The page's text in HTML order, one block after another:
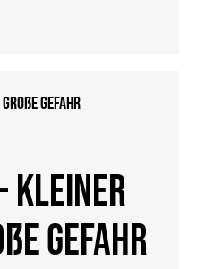
Gefahr
kleiner
Gefahr